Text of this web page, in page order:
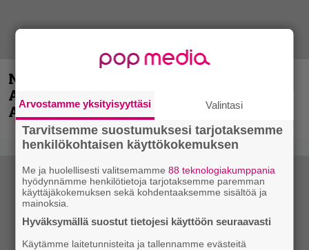
Näin lähtee Ghostin Tobias Forgelta
Accept – menossa mukana myös
Anthrax- ja Korn-miehistöä
Arvostamme yksityisyyttäsi Valintasi
Tarvitsemme suostumuksesi tarjotaksemme
henkilökohtaisen käyttökokemuksen
Me ja huolellisesti valitsemamme88 teknologiakumppania
hyödynnämme henkilötietoja tarjotaksemme paremman
käyttäjäkokemuksen sekä kohdentaaksemme sisältöä ja
mainoksia.
Hyväksymällä suostut tietojesi käyttöön seuraavasti
Käytämme laitetunnisteita ja tallennamme evästeitä